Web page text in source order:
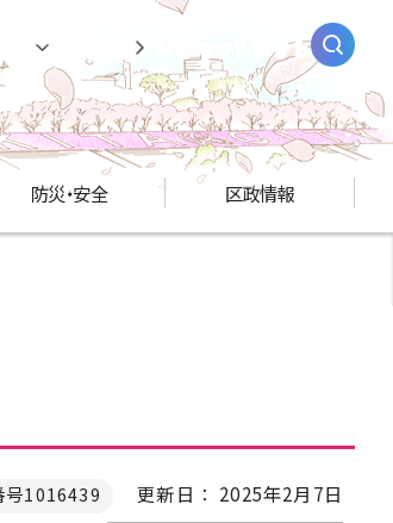
報 AIチャットボット
防災・安全 区政情報
号1016439 更新日： 2025年2月7日